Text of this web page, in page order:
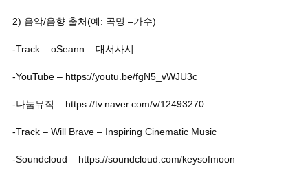
2) 음악/음향 출처(예: 곡명 –가수)
-Track – oSeann – 대서사시
-YouTube – https://youtu.be/fgN5_vWJU3c
-나눔뮤직 – https://tv.naver.com/v/12493270
-Track – Will Brave – Inspiring Cinematic Music
-Soundcloud – https://soundcloud.com/keysofmoon